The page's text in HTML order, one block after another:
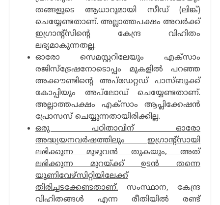
തങ്ങളുടെ ആധാറുമായി സീഡ് (ലിങ്ക്)
ചെയ്യേണ്ടതാണ്. അല്ലാത്തപക്ഷം അവര്‍ക്ക്
ഇഗ്രാന്‍റ്സിന്‍റെ കേന്ദ്ര വിഹിതം
ലഭ്യമാകുന്നതല്ല.
ഓരോ സെമസ്റ്ററിലേയും എക്സാം
രജിസ്ട്രേഷനോടൊപ്പം മുകളില്‍ പറഞ്ഞ
അക്കൗണ്ടിന്‍റെ അപ്ഡേറ്റഡ് പാസ്ബുക്ക്
കോപ്പിയും അപ്‌ലോഡ് ചെയ്യേണ്ടതാണ്.
അല്ലാത്തപക്ഷം എക്സാം ആപ്ലിക്കേഷന്‍
പ്രോസസ് ചെയ്യുന്നതായിരിക്കില്ല.
ഒരു പഠിതാവിന് ഓരോ
അദ്ധ്യയനവര്‍ഷത്തിലും ഇഗ്രാന്‍റ്സായി
ലഭിക്കുന്ന മുഴുവന്‍ തുകയും, അത്
ലഭിക്കുന്ന മുറയ്ക്ക് ഉടന്‍ തന്നെ
യൂണിവേഴ്സിറ്റിയിലേക്ക്
തിരിച്ചടക്കേണ്ടതാണ്. സംസ്ഥാന, കേന്ദ്ര
വിഹിതങ്ങള്‍ എന്ന രീതിയില്‍ രണ്ട്